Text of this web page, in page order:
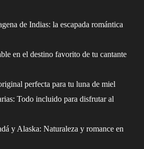
de Indias: la escapada romántica
en el destino favorito de tu cantante
perfecta para tu luna de miel
Todo incluido para disfrutar al
y Alaska: Naturaleza y romance en